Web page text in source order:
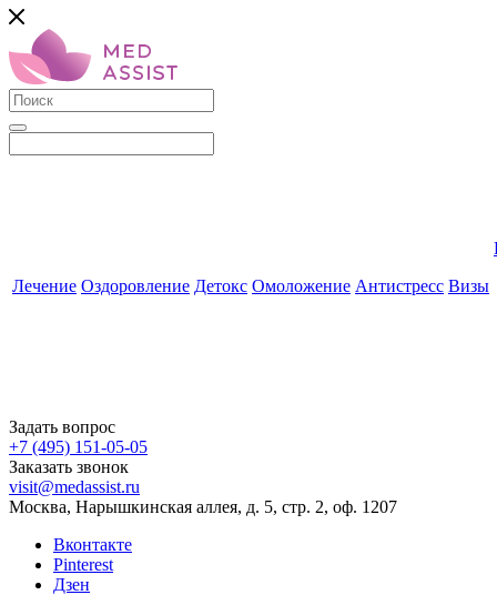
Лечение Оздоровление Детокс Омоложение Антистресс Визы
Задать вопрос
+7 (495) 151-05-05
Заказать звонок
visit@medassist.ru
Москва, Нарышкинская аллея, д. 5, стр. 2, оф. 1207
Вконтакте
Pinterest
Дзен